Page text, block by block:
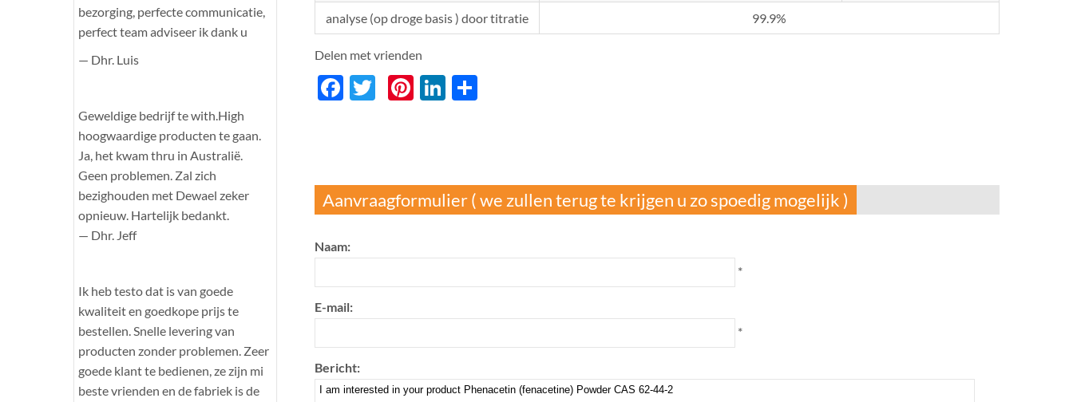
analyse (op droge basis ) door titratie 99.9%
Delen met vrienden
Facebook
Twitter
Pinterest
LinkedIn
分
Aanvraagformulier ( we zullen terug te krijgen u zo spoedig mogelijk )
Naam:
*
E-mail:
*
Bericht:
bezorging, perfecte communicatie,
perfect team adviseer ik dank u
— Dhr. Luis
Geweldige bedrijf te with.High
hoogwaardige producten te gaan.
Ja, het kwam thru in Australië.
Geen problemen. Zal zich
bezighouden met Dewael zeker
opnieuw. Hartelijk bedankt.
— Dhr. Jeff
Ik heb testo dat is van goede
kwaliteit en goedkope prijs te
bestellen. Snelle levering van
producten zonder problemen. Zeer
goede klant te bedienen, ze zijn mi
beste vrienden en de fabriek is de